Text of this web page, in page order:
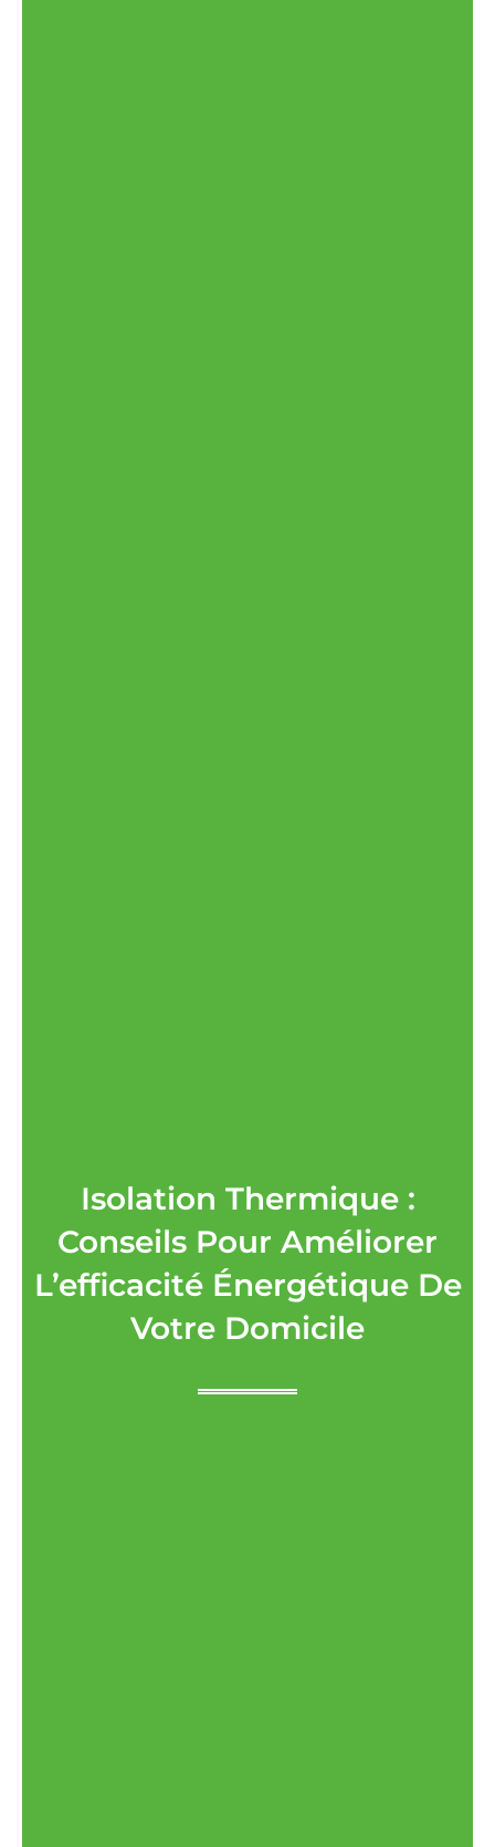
Isolation Thermique :
Conseils Pour Améliorer
L’efficacité Énergétique De
Votre Domicile